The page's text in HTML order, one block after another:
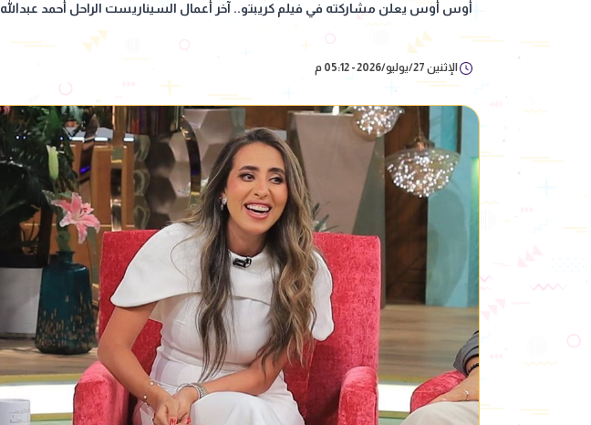
أوس أوس يعلن مشاركته في فيلم كريبتو.. آخر أعمال السيناريست الراحل أحمد عبدالله
الإثنين 27/يوليو/2026 - 05:12 م